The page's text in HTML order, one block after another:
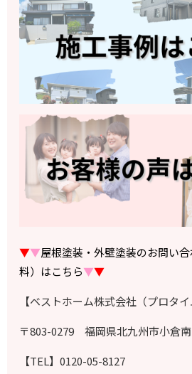
▼▼屋根塗装・外壁塗装のお問い
料）はこちら▼▼
【ベストホーム株式会社（プロタイ
〒803-0279 福岡県北九州市小倉
【TEL】0120-05-8127